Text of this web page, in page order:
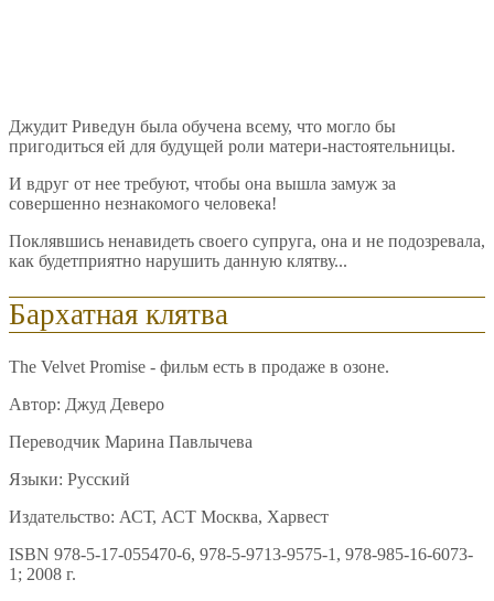
Джудит Риведун была обучена всему, что могло бы
пригодиться ей для будущей роли матери-настоятельницы.
И вдруг от нее требуют, чтобы она вышла замуж за
совершенно незнакомого человека!
Поклявшись ненавидеть своего супруга, она и не подозревала,
как будетприятно нарушить данную клятву...
Бархатная клятва
The Velvet Promise - фильм есть в продаже в озоне.
Автор: Джуд Деверо
Переводчик Марина Павлычева
Языки: Русский
Издательство: АСТ, АСТ Москва, Харвест
ISBN 978-5-17-055470-6, 978-5-9713-9575-1, 978-985-16-6073-
1; 2008 г.